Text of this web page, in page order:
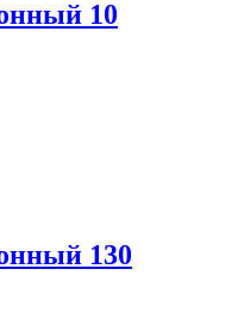
10
130